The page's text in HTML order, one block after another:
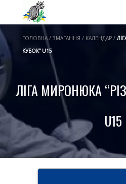
ГОЛОВНА / ЗМАГАННЯ / КАЛЕНДАР /
КУБОК” U15
ЛІГА МИРОНЮКА
U15